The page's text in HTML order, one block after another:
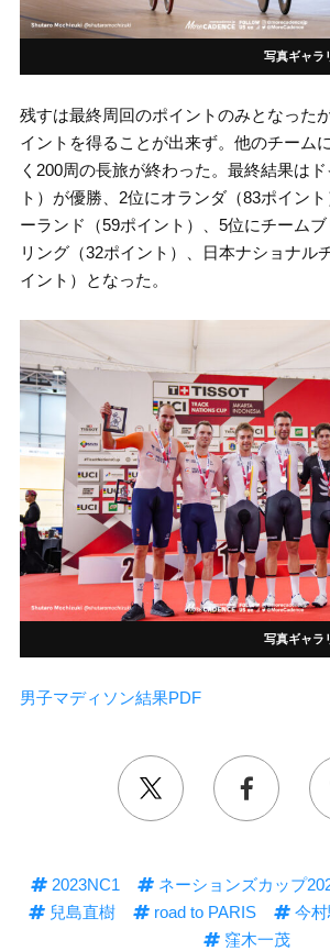
写真ギャラ
残すは最終周回のポイントのみとなった
イントを得ることが出来ず。他のチーム
く200周の長旅が終わった。最終結果は
ト）が優勝、2位にオランダ（83ポイン
ーランド（59ポイント）、5位にチーム
リング（32ポイント）、日本ナショナル
イント）となった。
写真ギャラ
男子マディソン結果PDF
2023NC1 ネーションズカップ
兒島直樹
road to PARIS 今村
窪木一茂